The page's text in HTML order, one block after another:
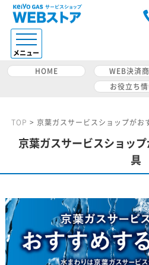
HOME WEB決済
お役立ち情
TOP > 京葉ガスサービスショップがお
京葉ガスサービスショッ
具